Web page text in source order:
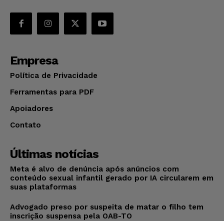
Empresa
Política de Privacidade
Ferramentas para PDF
Apoiadores
Contato
Últimas notícias
Meta é alvo de denúncia após anúncios com
conteúdo sexual infantil gerado por IA circularem em
suas plataformas
Advogado preso por suspeita de matar o filho tem
inscrição suspensa pela OAB-TO